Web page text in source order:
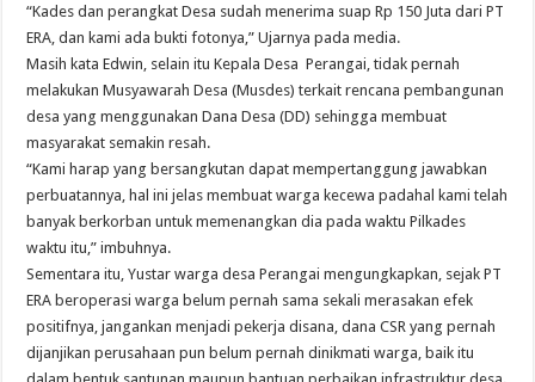
“Kades dan perangkat Desa sudah menerima suap Rp 150 Juta dari PT
ERA, dan kami ada bukti fotonya,” Ujarnya pada media.
Masih kata Edwin, selain itu Kepala Desa Perangai, tidak pernah
melakukan Musyawarah Desa (Musdes) terkait rencana pembangunan
desa yang menggunakan Dana Desa (DD) sehingga membuat
masyarakat semakin resah.
“Kami harap yang bersangkutan dapat mempertanggung jawabkan
perbuatannya, hal ini jelas membuat warga kecewa padahal kami telah
banyak berkorban untuk memenangkan dia pada waktu Pilkades
waktu itu,” imbuhnya.
Sementara itu, Yustar warga desa Perangai mengungkapkan, sejak PT
ERA beroperasi warga belum pernah sama sekali merasakan efek
positifnya, jangankan menjadi pekerja disana, dana CSR yang pernah
dijanjikan perusahaan pun belum pernah dinikmati warga, baik itu